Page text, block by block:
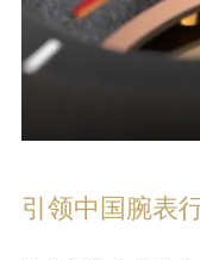
引领中国腕表